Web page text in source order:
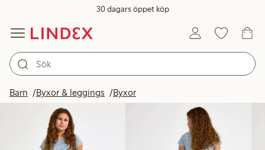
30 dagars öppet köp
Barn Byxor & leggings Byxor